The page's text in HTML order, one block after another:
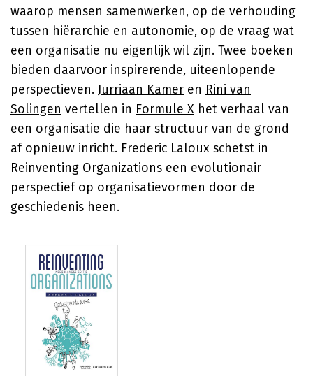
waarop mensen samenwerken, op de verhouding
tussen hiërarchie en autonomie, op de vraag wat
een organisatie nu eigenlijk wil zijn. Twee boeken
bieden daarvoor inspirerende, uiteenlopende
perspectieven. Jurriaan Kamer en Rini van
Solingen vertellen in Formule X het verhaal van
een organisatie die haar structuur van de grond
af opnieuw inricht. Frederic Laloux schetst in
Reinventing Organizations een evolutionair
perspectief op organisatievormen door de
geschiedenis heen.